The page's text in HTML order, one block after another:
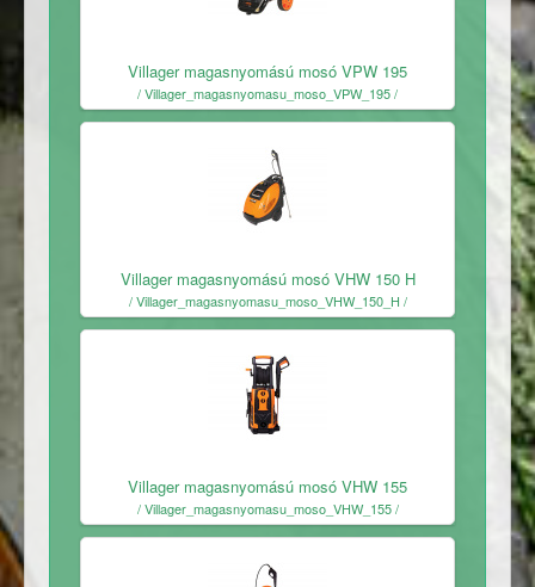
Villager magasnyomású mosó VPW 195
/ Villager_magasnyomasu_moso_VPW_195 /
Villager magasnyomású mosó VHW 150 H
/ Villager_magasnyomasu_moso_VHW_150_H /
Villager magasnyomású mosó VHW 155
/ Villager_magasnyomasu_moso_VHW_155 /